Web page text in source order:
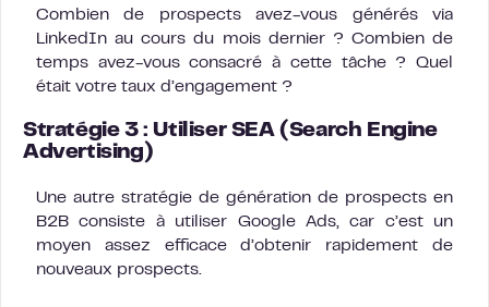
Combien de prospects avez-vous générés via
LinkedIn au cours du mois dernier ? Combien de
temps avez-vous consacré à cette tâche ? Quel
était votre taux d’engagement ?
Stratégie 3 : Utiliser SEA (Search Engine
Advertising)
Une autre stratégie de génération de prospects en
B2B consiste à utiliser Google Ads, car c’est un
moyen assez efficace d’obtenir rapidement de
nouveaux prospects.